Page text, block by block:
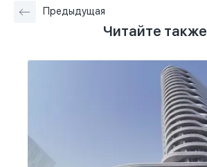
Предыдущая
Читайте также